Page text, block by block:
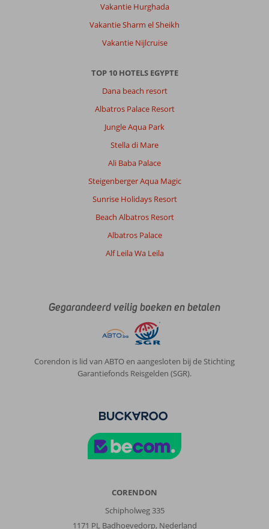
Vakantie Hurghada
Vakantie Sharm el Sheikh
Vakantie Nijlcruise
TOP 10 HOTELS EGYPTE
Dana beach resort
Albatros Palace Resort
Jungle Aqua Park
Stella di Mare
Ali Baba Palace
Steigenberger Aqua Magic
Sunrise Holidays Resort
Beach Albatros Resort
Albatros Palace
Alf Leila Wa Leila
Gegarandeerd veilig boeken en betalen
Corendon is lid van ABTO en aangesloten bij de Stichting
Garantiefonds Reisgelden (SGR).
CORENDON
Schipholweg 335
1171 PL Badhoevedorp, Nederland